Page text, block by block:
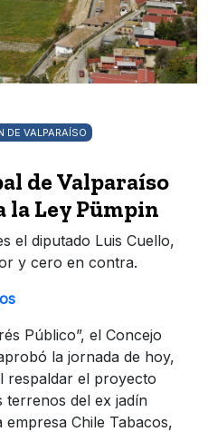
DE VALPARAÍSO
de Valparaíso
la Ley Pümpin
el diputado Luis Cuello,
y cero en contra.
Público”, el Concejo
la jornada de hoy,
respaldar el proyecto
terrenos del ex jadín
Chile Tabacos,